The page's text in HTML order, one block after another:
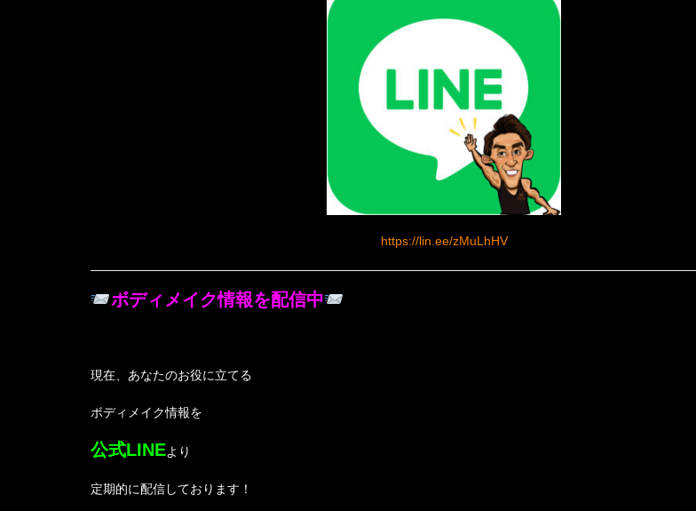
https://lin.ee/zMuLhHV
ボディメイク情報を配信中
現在、あなたのお役に立てる
ボディメイク情報を
公式LINEより
定期的に配信しております！